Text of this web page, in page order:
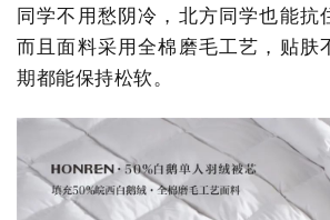
同学不用愁阴冷，北方同学也能抗
而且面料采用全棉磨毛工艺，贴肤
期都能保持松软。